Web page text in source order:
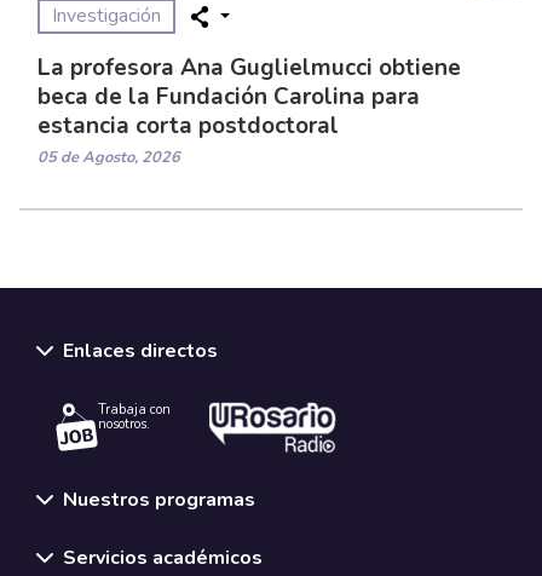
Investigación
La profesora Ana Guglielmucci obtiene
beca de la Fundación Carolina para
estancia corta postdoctoral
05 de Agosto, 2026
Enlaces directos
Trabaja con
nosotros.
Nuestros programas
Servicios académicos